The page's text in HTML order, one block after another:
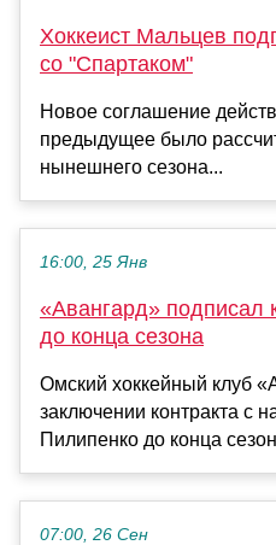
Хоккеист Мальцев
со "Спартаком"
Новое соглашение
предыдущее было
нынешнего сезона...
16:00, 25 Янв
«Авангард» подписал
до конца сезона
Омский хоккейный клуб
заключении контракта с
Пилипенко до конца
07:00, 26 Сен